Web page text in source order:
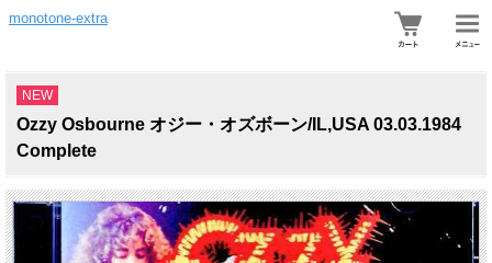
monotone-extra
NEW
Ozzy Osbourne オジー・オズボーン/IL,USA 03.03.1984
Complete